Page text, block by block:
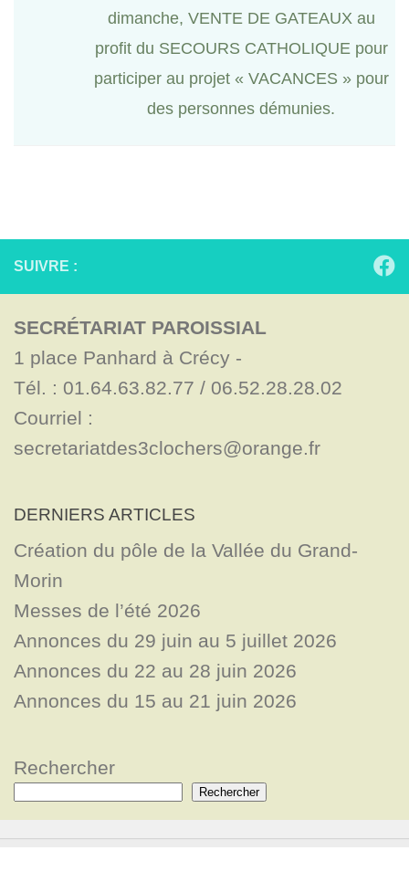
dimanche, VENTE DE GATEAUX au
profit du SECOURS CATHOLIQUE pour
participer au projet « VACANCES » pour
des personnes démunies.
SUIVRE :
SECRÉTARIAT PAROISSIAL
1 place Panhard à Crécy -
Tél. : 01.64.63.82.77 / 06.52.28.28.02
Courriel :
secretariatdes3clochers@orange.fr
DERNIERS ARTICLES
Création du pôle de la Vallée du Grand-
Morin
Messes de l’été 2026
Annonces du 29 juin au 5 juillet 2026
Annonces du 22 au 28 juin 2026
Annonces du 15 au 21 juin 2026
Rechercher
Rechercher